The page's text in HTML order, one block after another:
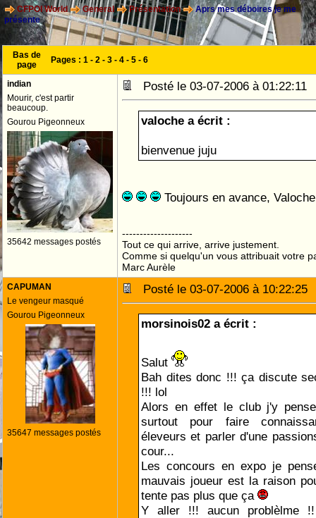
CFPOI World General Présentation
Aprs mes déboires je me
présente
Bas de
page
Pages : 1 - 2 - 3 - 4 - 5 - 6
indian
Mourir, c'est partir
beaucoup.
Gourou Pigeonneux
35642 messages postés
Posté le 03-07-2006 à
valoche a écrit :
bienvenue juju
Toujours en avance,
--------------------
Tout ce qui arrive, arrive justement.
Comme si quelqu'un vous attribuait votre
Marc Aurèle
CAPUMAN
Le vengeur masqué
Gourou Pigeonneux
35647 messages postés
Posté le 03-07-2006 à
morsinois02 a écrit :
Salut
Bah dites donc !!! ça discute
!!! lol
Alors en effet le club j'y
surtout pour faire
éleveurs et parler d'une
cour...
Les concours en expo je
mauvais joueur est la raison
tente pas plus que ça
Y aller !!! aucun problèlme